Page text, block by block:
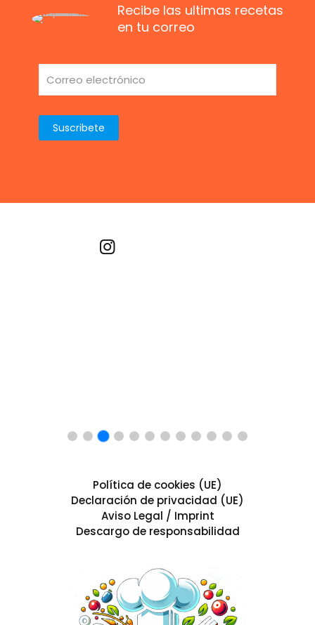
Recibe las ultimas recetas
en tu correo
Política de cookies (UE)
Declaración de privacidad (UE)
Aviso Legal / Imprint
Descargo de responsabilidad